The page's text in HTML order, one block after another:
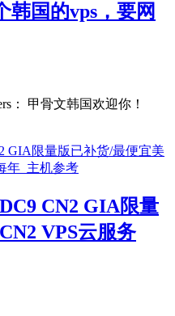
韩国的vps，要网
： 甲骨文韩国欢迎你！
CN2 GIA限量
VPS云服务